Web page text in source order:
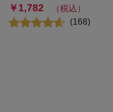
￥1,782
（税込）
(168)